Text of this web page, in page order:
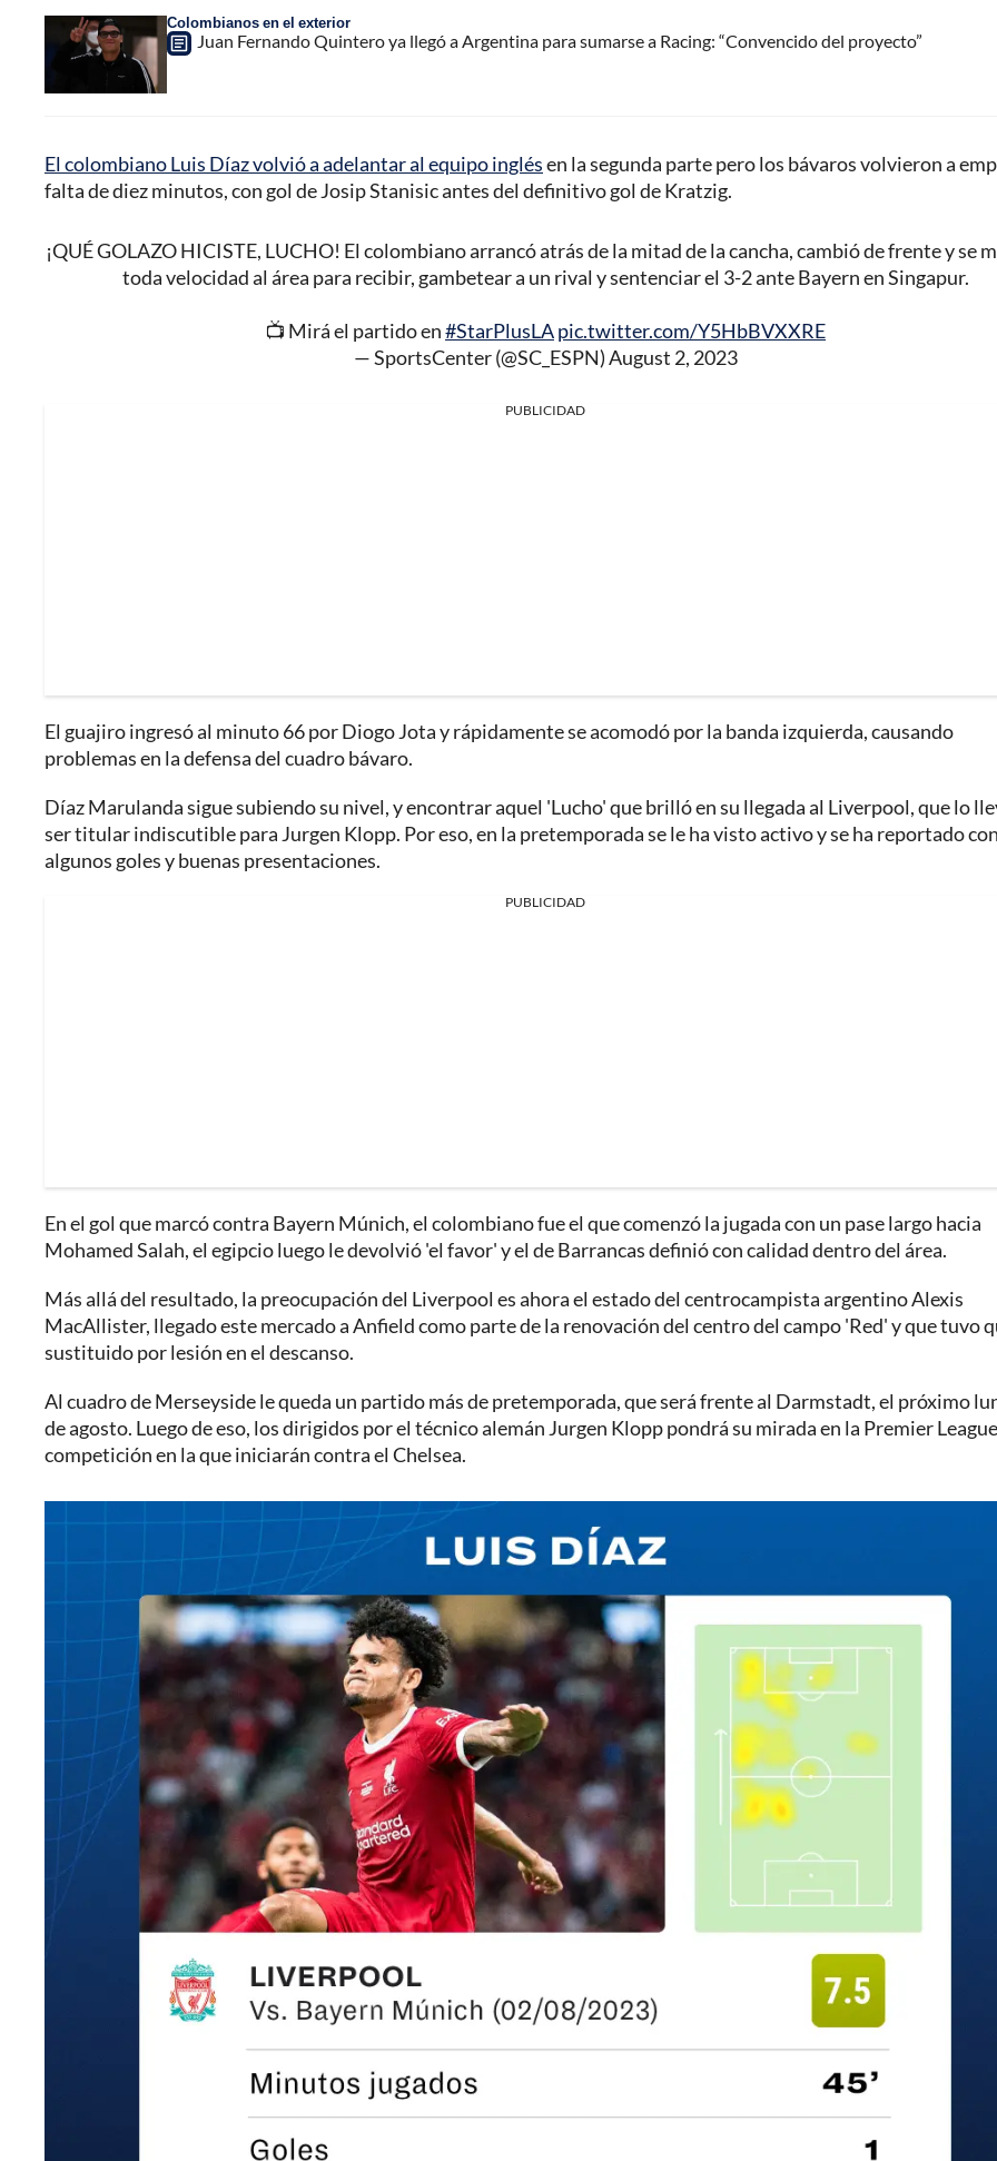
Colombianos en el exterior
Juan Fernando Quintero ya llegó a Argentina para sumarse a Racing: “Convencido del proyecto”
El colombiano Luis Díaz volvió a adelantar al equipo inglésen la segunda parte pero los bávaros volvieron a
falta de diez minutos, con gol de Josip Stanisic antes del definitivo gol de Kratzig.
¡QUÉ GOLAZO HICISTE, LUCHO! El colombiano arrancó atrás de la mitad de la cancha, cambió de frente y se
toda velocidad al área para recibir, gambetear a un rival y sentenciar el 3-2 ante Bayern en Singapur.
📺 Mirá el partido en#StarPlusLApic.twitter.com/Y5HbBVXXRE
— SportsCenter (@SC_ESPN)August 2, 2023
PUBLICIDAD
El guajiro ingresó al minuto 66 por Diogo Jota y rápidamente se acomodó por la banda izquierda, causando
problemas en la defensa del cuadro bávaro.
Díaz Marulanda sigue subiendo su nivel, y encontrar aquel 'Lucho' que brilló en su llegada al Liverpool, que lo
ser titular indiscutible para Jurgen Klopp. Por eso, en la pretemporada se le ha visto activo y se ha reportado con
algunos goles y buenas presentaciones.
PUBLICIDAD
En el gol que marcó contra Bayern Múnich, el colombiano fue el que comenzó la jugada con un pase largo hacia
Mohamed Salah, el egipcio luego le devolvió 'el favor' y el de Barrancas definió con calidad dentro del área.
Más allá del resultado, la preocupación del Liverpool es ahora el estado del centrocampista argentino Alexis
MacAllister, llegado este mercado a Anfield como parte de la renovación del centro del campo 'Red' y que tuvo
sustituido por lesión en el descanso.
Al cuadro de Merseyside le queda un partido más de pretemporada, que será frente al Darmstadt, el próximo
de agosto. Luego de eso, los dirigidos por el técnico alemán Jurgen Klopp pondrá su mirada en la Premier
competición en la que iniciarán contra el Chelsea.